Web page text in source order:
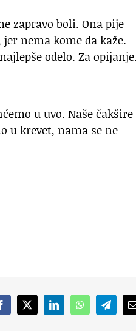
zapravo boli. Ona pije
nema kome da kaže.
odelo. Za
u uvo. Naše čakšire
u krevet, nama se ne
Facebook
X LinkedInWhatsApp